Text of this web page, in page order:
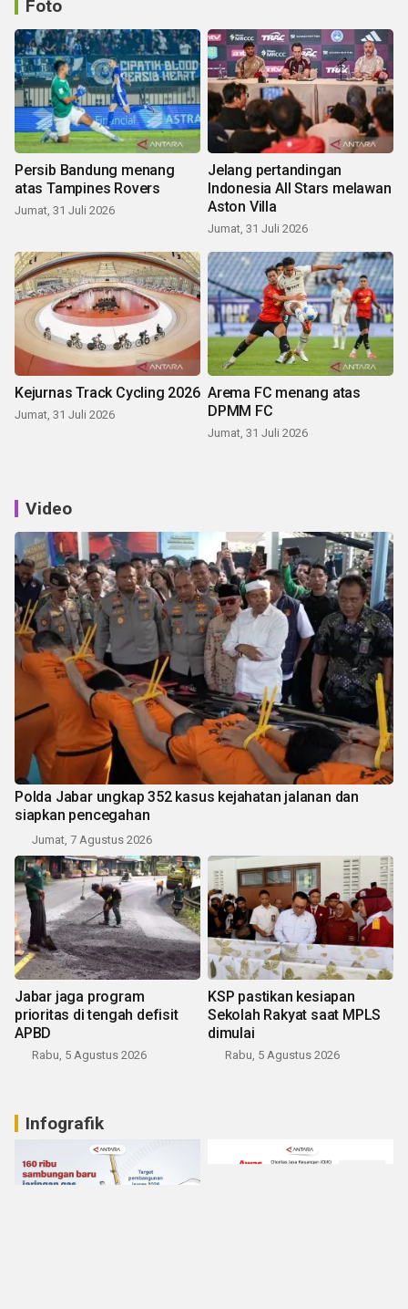
Foto
Persib Bandung menang
atas Tampines Rovers
Jumat, 31 Juli 2026
Jelang pertandingan
Indonesia All Stars melawan
Aston Villa
Jumat, 31 Juli 2026
Kejurnas Track Cycling 2026
Jumat, 31 Juli 2026
Arema FC menang atas
DPMM FC
Jumat, 31 Juli 2026
Video
Polda Jabar ungkap 352 kasus kejahatan jalanan dan
siapkan pencegahan
Jumat, 7 Agustus 2026
Jabar jaga program
prioritas di tengah defisit
APBD
Rabu, 5 Agustus 2026
KSP pastikan kesiapan
Sekolah Rakyat saat MPLS
dimulai
Rabu, 5 Agustus 2026
Infografik